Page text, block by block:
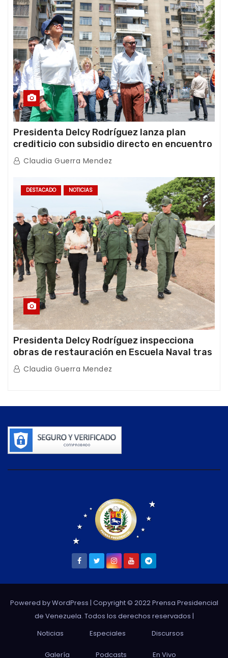
Presidenta Delcy Rodríguez lanza plan
crediticio con subsidio directo en encuentro
con Juntas de Condominio
Claudia Guerra Mendez
DESTACADO NOTICIAS
Presidenta Delcy Rodríguez inspecciona
obras de restauración en Escuela Naval tras
afectaciones sísmicas en La Guaira
Claudia Guerra Mendez
Powered by WordPress | Copyright © 2022 Prensa Presidencial
de Venezuela. Todos los derechos reservados |
Noticias
Especiales Discursos
Galería Podcasts En Vivo